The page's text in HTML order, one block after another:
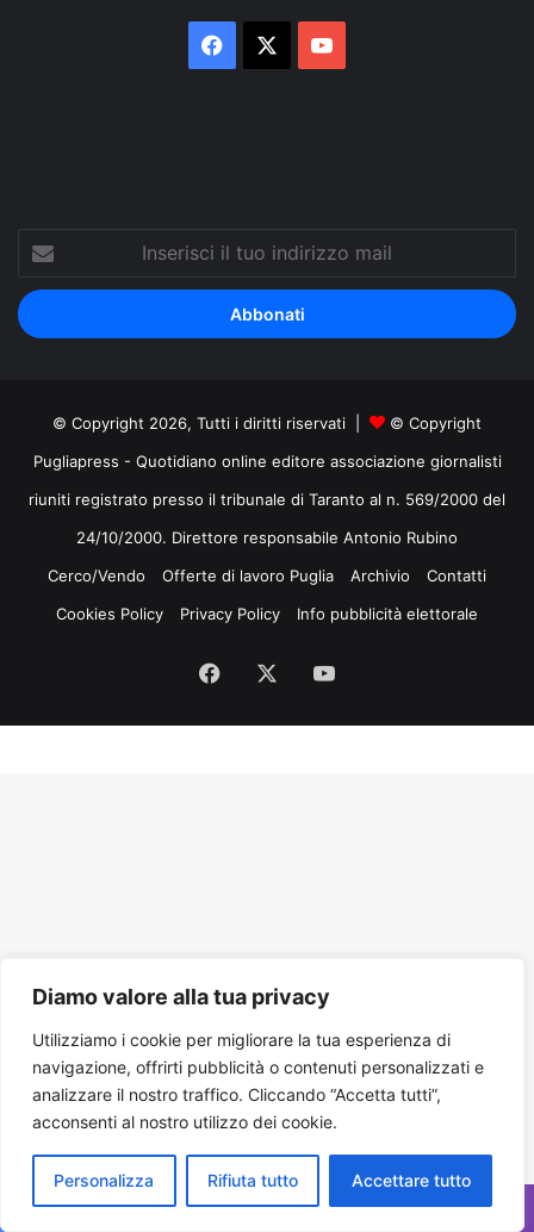
Diamo valore alla tua privacy
Utilizziamo i cookie per migliorare la tua esperienza di
navigazione, offrirti pubblicità o contenuti personalizzati e
analizzare il nostro traffico. Cliccando “Accetta tutti”,
acconsenti al nostro utilizzo dei cookie.
Personalizza Rifiuta tutto Accettare tutto
Facebook
tuo
indirizzo
mail
© Copyright 2026, Tutti i diritti riservati |
© Copyright
Pugliapress - Quotidiano online editore associazione giornalisti
riuniti registrato presso il tribunale di Taranto al n. 569/2000 del
24/10/2000. Direttore responsabile Antonio Rubino
Cerco/Vendo
Offerte di lavoro Puglia Archivio
Contatti
Cookies Policy
Privacy Policy Info pubblicità elettorale
Facebook
Tube